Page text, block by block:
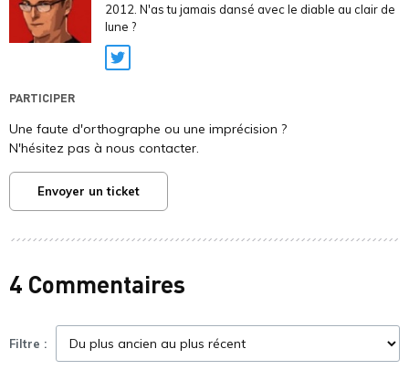
2012. N'as tu jamais dansé avec le diable au clair de
lune ?
Twitter
PARTICIPER
Une faute d'orthographe ou une imprécision ?
N'hésitez pas à nous contacter.
Envoyer un ticket
4 Commentaires
Filtre :